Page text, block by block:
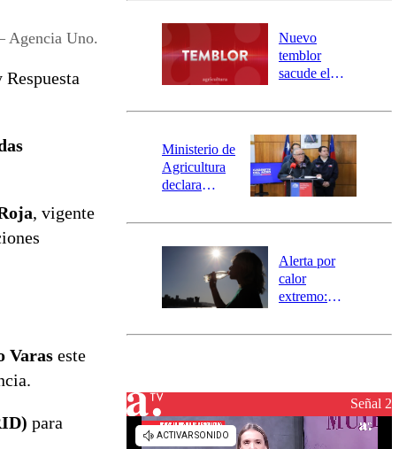
Agencia Uno.
, vigente
Varas este
para
río Damas:
activa
mensajería
SAE
Nuevo
temblor
sacude el
revisa la
epicentro
Ministerio de
Agricultura
declara
agrícola para
Alerta por
calor
extremo:
activa Alerta
Señal 2